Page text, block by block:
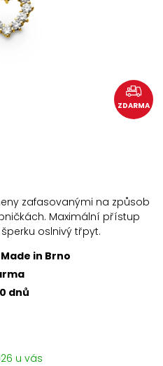
ZDARMA
zafasovanými na způsob
Maximální přístup
oslnivý třpyt.
in Brno
dnů